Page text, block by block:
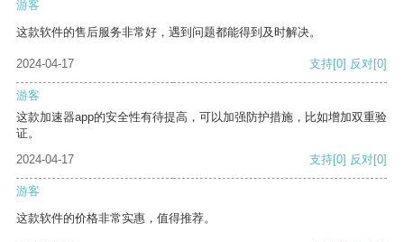
游客
这款软件的售后服务非常好，遇到问题都能得到及时解决。
2024-04-17 支持[0] 反对[0]
游客
这款加速器app的安全性有待提高，可以加强防护措施，比如增加双重验
证。
2024-04-17
支持[0] 反对[0]
游客
这款软件的价格非常实惠，值得推荐。